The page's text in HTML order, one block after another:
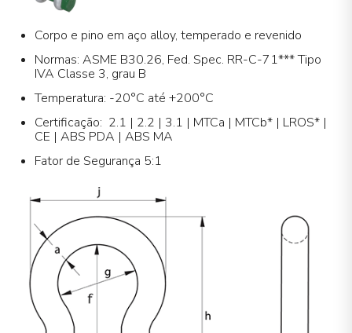
Corpo e pino em aço alloy, temperado e revenido
Normas: ASME B30.26, Fed. Spec. RR-C-71*** Tipo
IVA Classe 3, grau B
Temperatura: -20°C até +200°C
Certificação: 2.1 | 2.2 | 3.1 | MTCa | MTCb* | LROS* |
CE | ABS PDA | ABS MA
Fator de Segurança 5:1